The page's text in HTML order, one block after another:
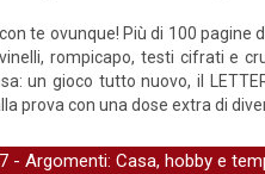
te ovunque! Più di 100
rompicapo, testi cifrati e
un gioco tutto nuovo, il
prova con una dose extra di
- Argomenti: Casa, hobby e